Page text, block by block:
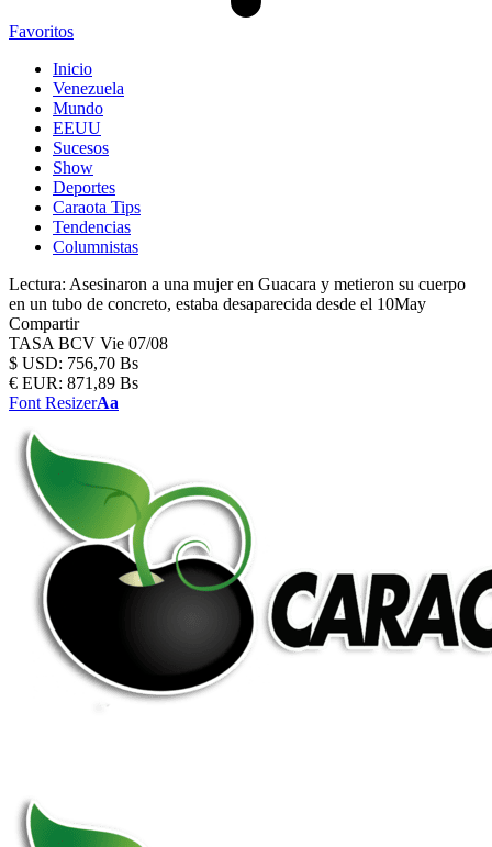
Favoritos
Inicio
Venezuela
Mundo
EEUU
Sucesos
Show
Deportes
Caraota Tips
Tendencias
Columnistas
Lectura: Asesinaron a una mujer en Guacara y metieron su cuerpo
en un tubo de concreto, estaba desaparecida desde el 10May
Compartir
TASA BCV Vie 07/08
$ USD: 756,70 Bs
€ EUR: 871,89 Bs
Font ResizerAa